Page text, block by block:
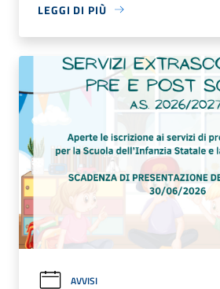
LEGGI DI PIÙ
AVVISI